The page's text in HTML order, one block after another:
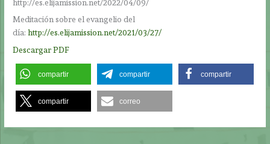
http://es.elijamission.net/2022/04/09/
Meditación sobre el evangelio del
día:http://es.elijamission.net/2021/03/27/
Descargar PDF
compartir compartir compartir
compartir correo